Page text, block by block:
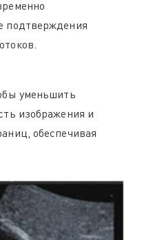
подтверждения
уменьшить
изображения и
обеспечивая